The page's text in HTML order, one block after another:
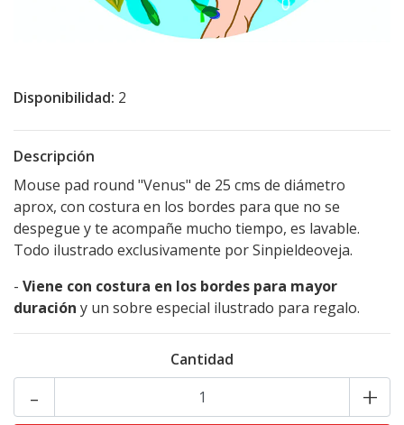
Disponibilidad: 2
Descripción
Mouse pad round "Venus" de 25 cms de diámetro
aprox, con costura en los bordes para que no se
despegue y te acompañe mucho tiempo, es lavable.
Todo ilustrado exclusivamente por Sinpieldeoveja.
- Viene con costura en los bordes para mayor
duración y un sobre especial ilustrado para regalo.
Cantidad
- +